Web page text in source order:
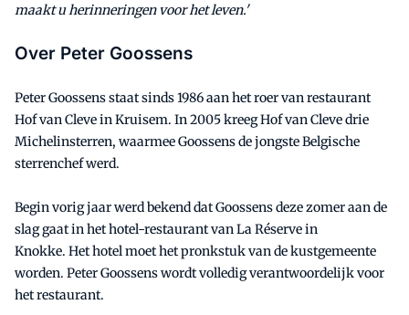
maakt u herinneringen voor het leven.'
Over Peter Goossens
Peter Goossens staat sinds 1986 aan het roer van restaurant
Hof van Cleve in Kruisem. In 2005 kreeg Hof van Cleve drie
Michelinsterren, waarmee Goossens de jongste Belgische
sterrenchef werd.
Begin vorig jaar werd bekend dat Goossens deze zomer aan de
slag gaat in het hotel-restaurant van La Réserve in
Knokke. Het hotel moet het pronkstuk van de kustgemeente
worden. Peter Goossens wordt volledig verantwoordelijk voor
het restaurant.